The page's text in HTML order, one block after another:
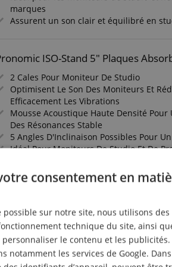
marques
Assurent un son clair et équilibré en
ISO-Stand 5" Plaques
2 Cales Pour Moniteur De Studio
Optimisent Le Son Des Moniteurs Et
Efficacement Les Vibrations
Mousse Acoustique Haute Densité
Des Résonances Stable
5 Angles D'Inclinaison Possibles Pour
Idéal Pour Moniteurs De Studio Et De
Assurent Un Son Clair Et Équilibré En
SLS-36P BK Pied De Table
Support enceinte stable pour
Finition robuste
Hauteur réglable entre 25,5 cm et 41 cm
consentement en
sur notre site, nous utilisons des
technique du site, ainsi
le contenu et les publicités.
notamment les services de Google.